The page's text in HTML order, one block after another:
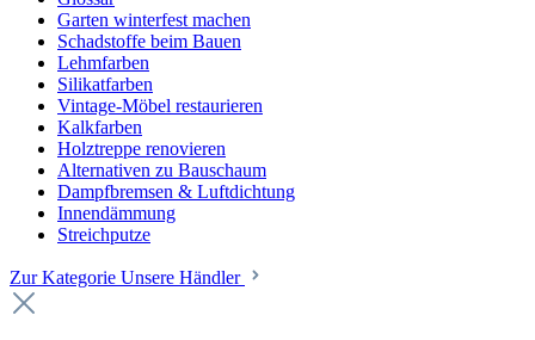
Garten winterfest machen
Schadstoffe beim Bauen
Lehmfarben
Silikatfarben
Vintage-Möbel restaurieren
Kalkfarben
Holztreppe renovieren
Alternativen zu Bauschaum
Dampfbremsen & Luftdichtung
Innendämmung
Streichputze
Zur Kategorie Unsere Händler